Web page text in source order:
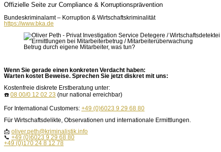
Offizielle Seite zur Compliance & Korruptionsprävention
Bundeskriminalamt– Korruption & Wirtschaftskriminalität
https://www.bka.de
Betrug durch eigene Mitarbeiter, was tun?
Wenn Sie gerade einen konkreten Verdacht haben:
Warten kostet Beweise. Sprechen Sie jetzt diskret mit uns:
Kostenfreie diskrete Erstberatung unter:
☎️ 08 00/0 12 02 23 (nur national erreichbar)
For International Customers: +49 (0)6023 9 29 68 80
Für Wirtschaftsdelikte, Observationen und internationale Ermittlungen.
📩 oliver.peth@kriminalistik.info
📞 +49 (0)6023 9 29 68 80
+49 (0)170 24 8 12 78